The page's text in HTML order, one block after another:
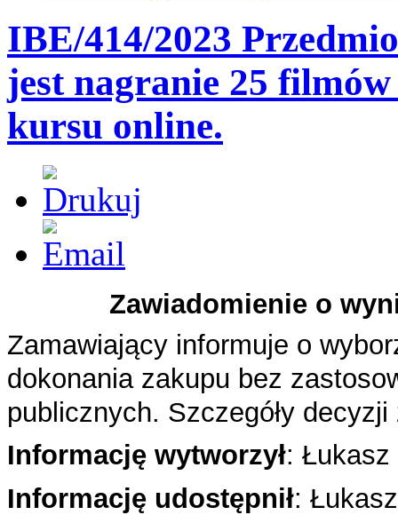
IBE/414/2023
jest nagranie 25
kursu online.
Zawiadomienie o
Zamawiający informuje o
dokonania zakupu bez
publicznych. Szczegóły
Informację wytworzył: Łukasz
Informację udostępnił: